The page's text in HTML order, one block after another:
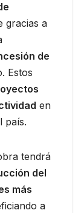
gracias a
de
Estos
en
país.
tendrá
del
más
a